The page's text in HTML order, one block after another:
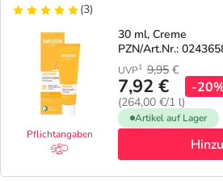
(3)
Pflichtangaben
30 ml, Creme
PZN/Art.Nr.:
UVP1 9,95 €
7,92 €
(264,00 €/1 l)
-
Artikel auf Lager